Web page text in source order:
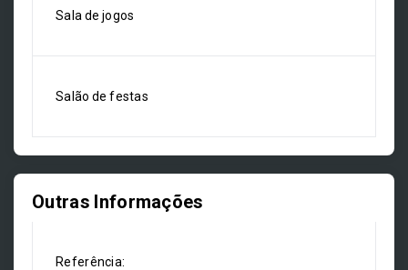
Sala de jogos
Salão de festas
Outras Informações
Referência: